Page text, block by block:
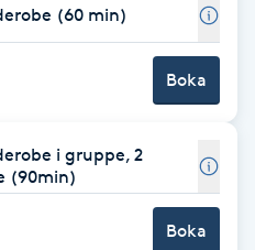
(60 min)
Boka
i gruppe, 2
(90min)
Boka